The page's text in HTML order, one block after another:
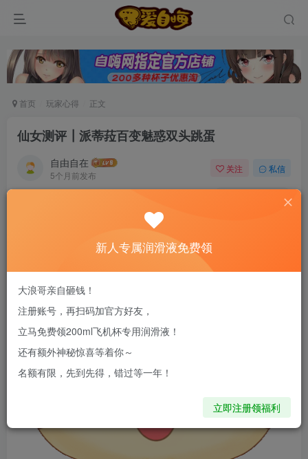
首页 玩家心得 正文
仙女测评┃派蒂菈百变魅惑双头跳蛋
自由自在
5个月前发布
关注 私信
新老司机速来！注册自嗨网+扫码加好友，即
送200ml润滑液→
新人专属润滑液免费领
大浪哥亲自砸钱！
注册账号，再扫码加官方好友，
立马免费领200ml飞机杯专用润滑液！
还有额外神秘惊喜等着你～
名额有限，先到先得，错过等一年！
立即注册领福利